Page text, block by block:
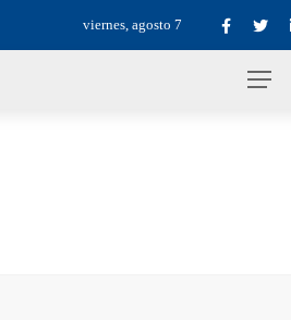
viernes, agosto 7